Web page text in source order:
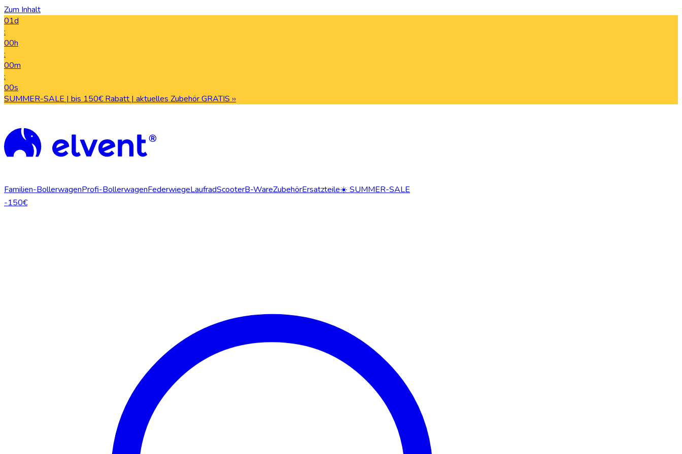
Zum Inhalt
01d
:
00h
:
00m
:
00s
SUMMER-SALE | bis 150€ Rabatt | aktuelles Zubehör GRATIS ››
Familien-BollerwagenProfi-BollerwagenFederwiegeLaufradScooterB-WareZubehörErsatzteile☀️ SUMMER-SALE
-150€